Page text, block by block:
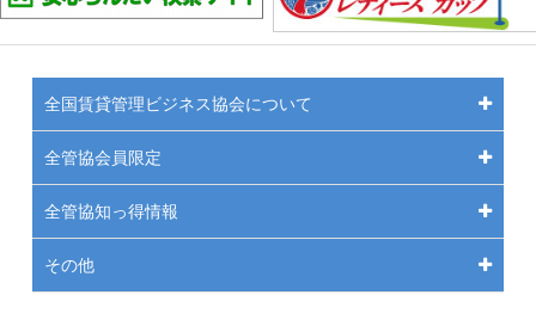
全国賃貸管理ビジネス協会について
全管協会員限定
全管協知っ得情報
その他